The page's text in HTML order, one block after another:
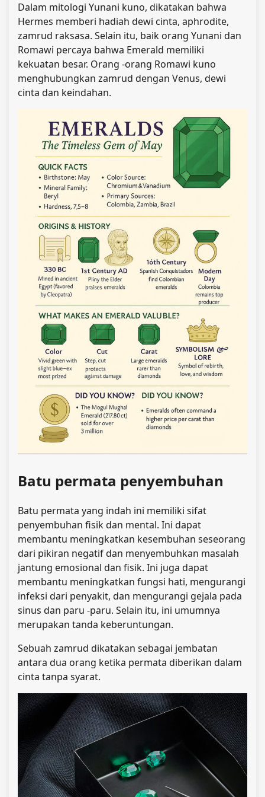
Dalam mitologi Yunani kuno, dikatakan bahwa
Hermes memberi hadiah dewi cinta, aphrodite,
zamrud raksasa. Selain itu, baik orang Yunani dan
Romawi percaya bahwa Emerald memiliki
kekuatan besar. Orang -orang Romawi kuno
menghubungkan zamrud dengan Venus, dewi
cinta dan keindahan.
Batu permata penyembuhan
Batu permata yang indah ini memiliki sifat
penyembuhan fisik dan mental. Ini dapat
membantu meningkatkan kesembuhan seseorang
dari pikiran negatif dan menyembuhkan masalah
jantung emosional dan fisik. Ini juga dapat
membantu meningkatkan fungsi hati, mengurangi
infeksi dari penyakit, dan mengurangi gejala pada
sinus dan paru -paru. Selain itu, ini umumnya
merupakan tanda keberuntungan.
Sebuah zamrud dikatakan sebagai jembatan
antara dua orang ketika permata diberikan dalam
cinta tanpa syarat.